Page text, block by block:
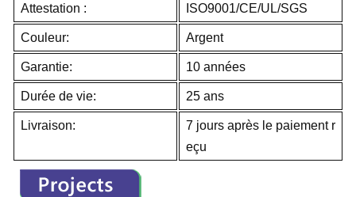
Attestation : ISO9001/CE/UL/SGS
Couleur: Argent
Garantie: 10 années
Durée de vie: 25 ans
Livraison:
7 jours après le paiement r
eçu